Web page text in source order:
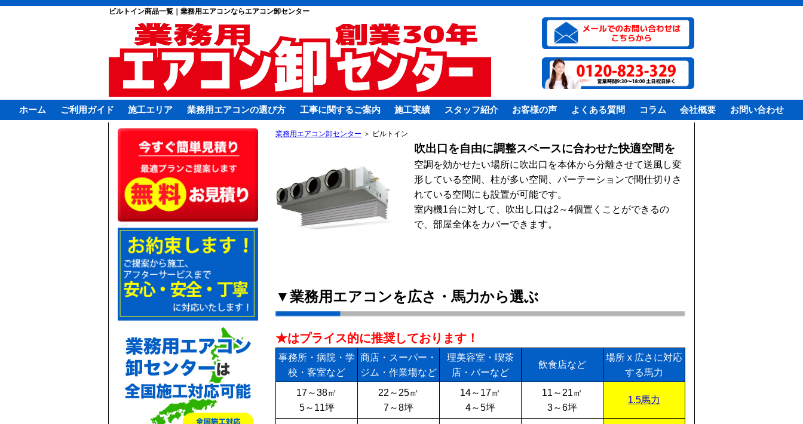
ビルトイン商品一覧｜業務用エアコンならエアコン卸センター
ホーム ご利用ガイド 施工エリア 業務用エアコンの選び方 工事に関するご案内 施工実績 スタッフ紹介 お客様の声 よくある質問 コラム 会社概要 お問い合わせ
業務用エアコン卸センター ＞ ビルトイン
吹出口を自由に調整スペースに合わせた快適空間を
空調を効かせたい場所に吹出口を本体から分離させて送風し変
形している空間、柱が多い空間、パーテーションで間仕切りさ
れている空間にも設置が可能です。
室内機1台に対して、吹出し口は2～4個置くことができるの
で、部屋全体をカバーできます。
▼業務用エアコンを広さ・馬力から選ぶ
★はプライス的に推奨しております！
事務所・病院・学
校・客室など
商店・スーパー・
ジム・作業場など
理美容室・喫茶
店・バーなど
飲食店など
場所 x 広さに対応
する馬力
17～38㎡
5～11坪
22～25㎡
7～8坪
14～17㎡
4～5坪
11～21㎡
3～6坪
1.5馬力